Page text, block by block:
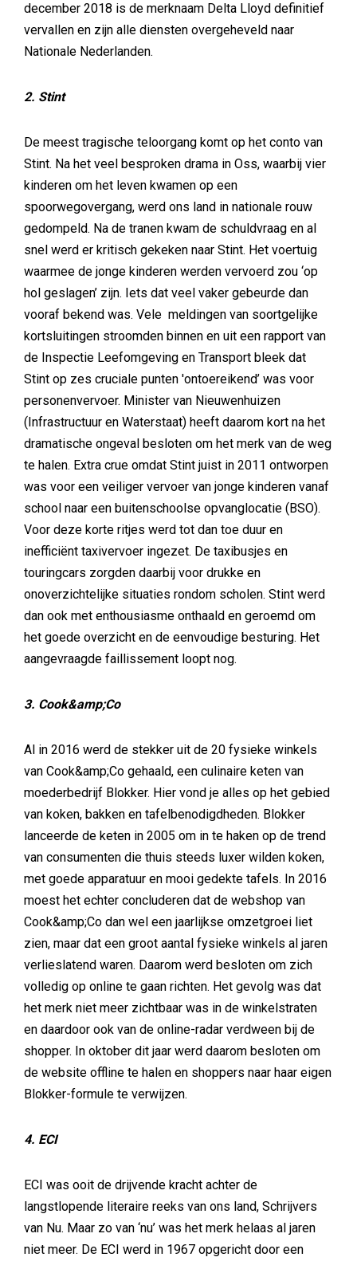
december 2018 is de merknaam Delta Lloyd definitief
vervallen en zijn alle diensten overgeheveld naar
Nationale Nederlanden.
2. Stint
De meest tragische teloorgang komt op het conto van
Stint. Na het veel besproken drama in Oss, waarbij vier
kinderen om het leven kwamen op een
spoorwegovergang, werd ons land in nationale rouw
gedompeld. Na de tranen kwam de schuldvraag en al
snel werd er kritisch gekeken naar Stint. Het voertuig
waarmee de jonge kinderen werden vervoerd zou ‘op
hol geslagen’ zijn. Iets dat veel vaker gebeurde dan
vooraf bekend was. Vele meldingen van soortgelijke
kortsluitingen stroomden binnen en uit een rapport van
de Inspectie Leefomgeving en Transport bleek dat
Stint op zes cruciale punten 'ontoereikend’ was voor
personenvervoer. Minister van Nieuwenhuizen
(Infrastructuur en Waterstaat) heeft daarom kort na het
dramatische ongeval besloten om het merk van de weg
te halen. Extra crue omdat Stint juist in 2011 ontworpen
was voor een veiliger vervoer van jonge kinderen vanaf
school naar een buitenschoolse opvanglocatie (BSO).
Voor deze korte ritjes werd tot dan toe duur en
inefficiënt taxivervoer ingezet. De taxibusjes en
touringcars zorgden daarbij voor drukke en
onoverzichtelijke situaties rondom scholen. Stint werd
dan ook met enthousiasme onthaald en geroemd om
het goede overzicht en de eenvoudige besturing. Het
aangevraagde faillissement loopt nog.
3. Cook&amp;Co
Al in 2016 werd de stekker uit de 20 fysieke winkels
van Cook&amp;Co gehaald, een culinaire keten van
moederbedrijf Blokker. Hier vond je alles op het gebied
van koken, bakken en tafelbenodigdheden. Blokker
lanceerde de keten in 2005 om in te haken op de trend
van consumenten die thuis steeds luxer wilden koken,
met goede apparatuur en mooi gedekte tafels. In 2016
moest het echter concluderen dat de webshop van
Cook&amp;Co dan wel een jaarlijkse omzetgroei liet
zien, maar dat een groot aantal fysieke winkels al jaren
verlieslatend waren. Daarom werd besloten om zich
volledig op online te gaan richten. Het gevolg was dat
het merk niet meer zichtbaar was in de winkelstraten
en daardoor ook van de online-radar verdween bij de
shopper. In oktober dit jaar werd daarom besloten om
de website offline te halen en shoppers naar haar eigen
Blokker-formule te verwijzen.
4. ECI
ECI was ooit de drijvende kracht achter de
langstlopende literaire reeks van ons land, Schrijvers
van Nu. Maar zo van ‘nu’ was het merk helaas al jaren
niet meer. De ECI werd in 1967 opgericht door een